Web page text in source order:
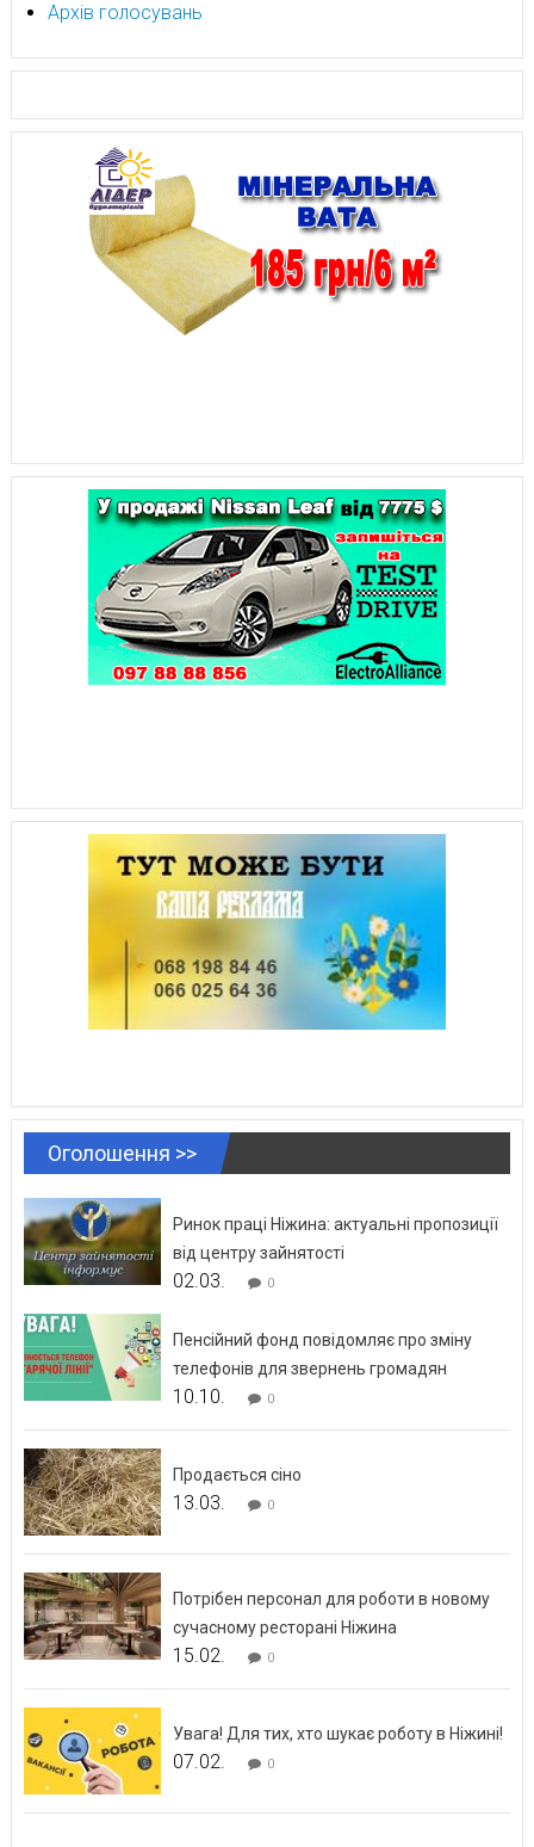
Архів голосувань
Оголошення >>
Ринок праці Ніжина: актуальні пропозиції
від центру зайнятості
02.03. 0
Пенсійний фонд повідомляє про зміну
телефонів для звернень громадян
10.10. 0
Продається сіно
13.03. 0
Потрібен персонал для роботи в новому
сучасному ресторані Ніжина
15.02. 0
Увага! Для тих, хто шукає роботу в Ніжині!
07.02. 0